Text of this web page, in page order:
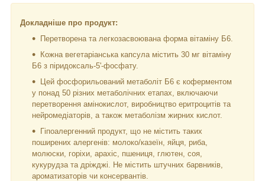
Докладніше про продукт:
Перетворена та легкозасвоювана форма вітаміну Б6.
Кожна вегетаріанська капсула містить 30 мг вітаміну
Б6 з піридоксаль-5'-фосфату.
Цей фосфорильований метаболіт Б6 є коферментом
у понад 50 різних метаболічних етапах, включаючи
перетворення амінокислот, виробництво еритроцитів та
нейромедіаторів, а також метаболізм жирних кислот.
Гіпоалергенний продукт, що не містить таких
поширених алергенів: молоко/казеїн, яйця, риба,
молюски, горіхи, арахіс, пшениця, глютен, соя,
кукурудза та дріжджі. Не містить штучних барвників,
ароматизаторів чи консервантів.